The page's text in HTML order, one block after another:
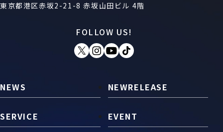
東京都港区赤坂2-21-8 赤坂山田ビル 4階
FOLLOW US!
NEWS
SERVICE
NEWRELEASE
EVENT